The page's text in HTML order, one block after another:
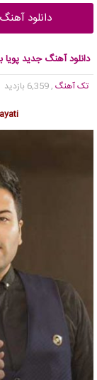
دانلود
دانلود آهنگ جدید پویا
تک آهنگ , 6,359 بازدید